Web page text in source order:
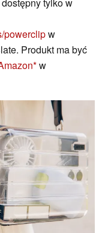
powerclipw
Produkt ma być
w